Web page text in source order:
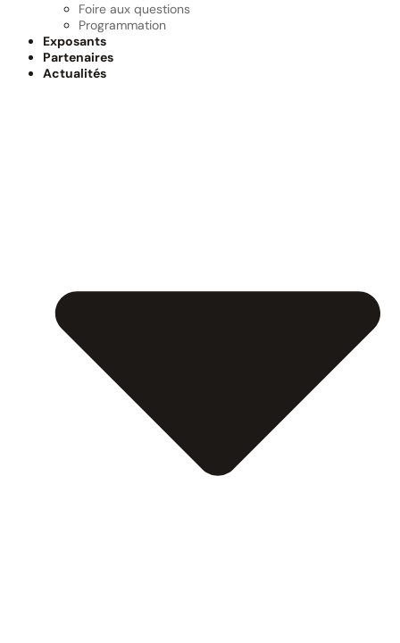
Foire aux questions
Programmation
Exposants
Partenaires
Actualités